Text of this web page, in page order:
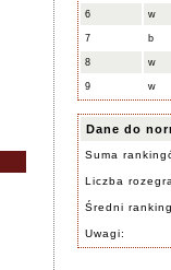
6 w
7 b
8 w
9 w
Dane do
Suma
Liczba
Średni
Uwagi: